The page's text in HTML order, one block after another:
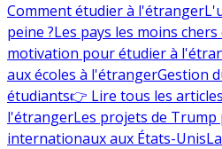
Comment étudier à l'étranger
peine ?Les pays les moins
motivation pour étudier à
aux écoles à l'étrangerGestion
étudiants👉 Lire tous les
l'étrangerLes projets de
internationaux aux États-Unis